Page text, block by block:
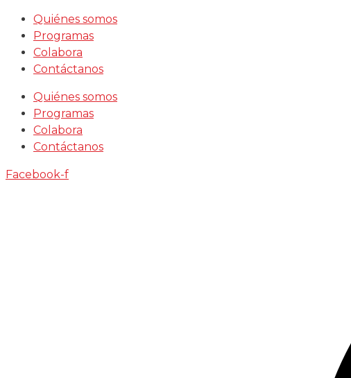
Saltar
contenido
Quiénes somos
Programas
Colabora
Contáctanos
Quiénes somos
Programas
Colabora
Contáctanos
Facebook-f